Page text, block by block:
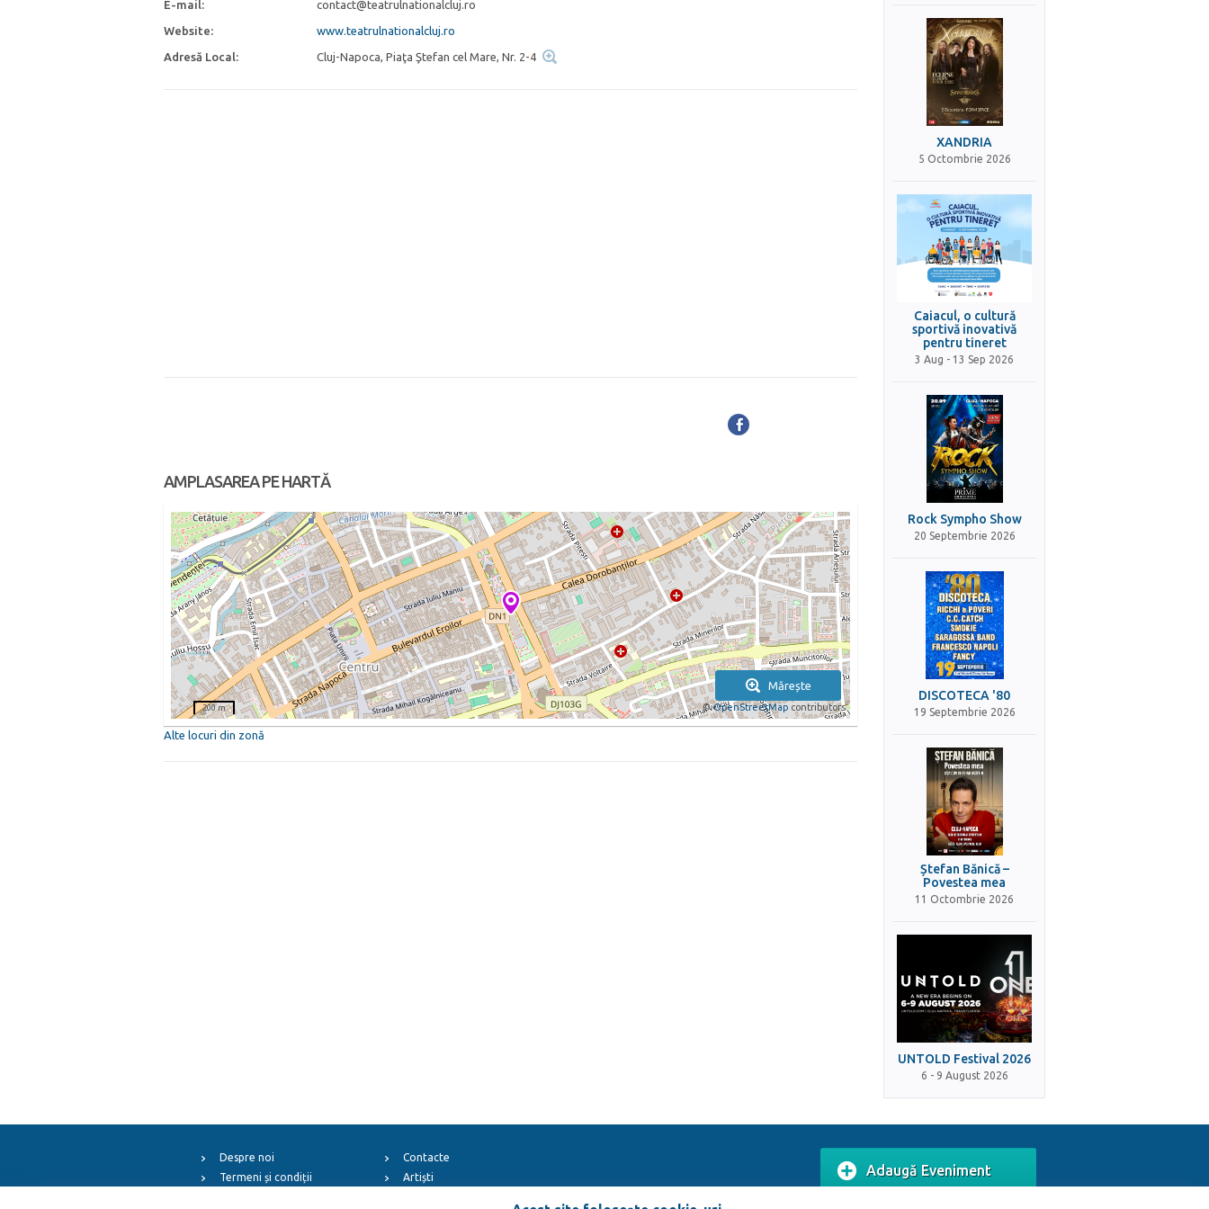
E-mail: contact@teatrulnationalcluj.ro
Website: www.teatrulnationalcluj.ro
Adresă Local: Cluj-Napoca, Piaţa Ştefan cel Mare, Nr. 2-4
AMPLASAREA PE HARTĂ
Mărește
©OpenStreetMap contributors
200 m
Alte locuri din zonă
XANDRIA
5 Octombrie 2026
Caiacul, o cultură
sportivă inovativă
pentru tineret
3 Aug - 13 Sep 2026
Rock Sympho Show
20 Septembrie 2026
DISCOTECA '80
19 Septembrie 2026
Ștefan Bănică –
Povestea mea
11 Octombrie 2026
UNTOLD Festival 2026
6 - 9 August 2026
Despre noi
Termeni și condiții
Contacte
Artiști
Adaugă Eveniment